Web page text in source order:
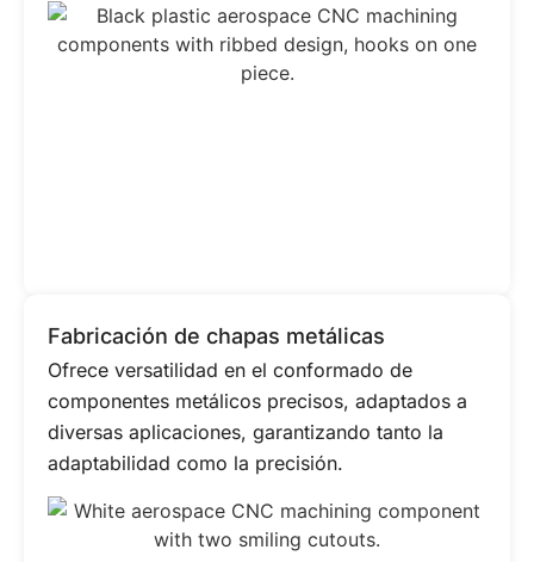
Fabricación de chapas metálicas
Ofrece versatilidad en el conformado de
componentes metálicos precisos, adaptados a
diversas aplicaciones, garantizando tanto la
adaptabilidad como la precisión.